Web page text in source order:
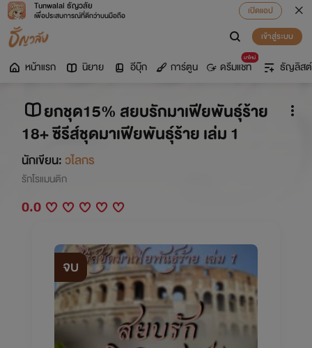
Tunwalai ธัญวลัย
เพื่อประสบการณ์ที่ดีกว่าบนมือถือ
เปิดแอป
เข้าสู่ระบบ
หน้าแรก นิยาย อีบุ๊ก การ์ตูน
มาใหม่
ดรีมแชท ธัญลิสต์
ยกชุด15% สยบรักมาเฟียพันธุ์ร้าย
18+ ซีรีส์ชุดมาเฟียพันธุ์ร้าย เล่ม 1
นักเขียน: วไลกร
รักโรแมนติก
0.0
จบ